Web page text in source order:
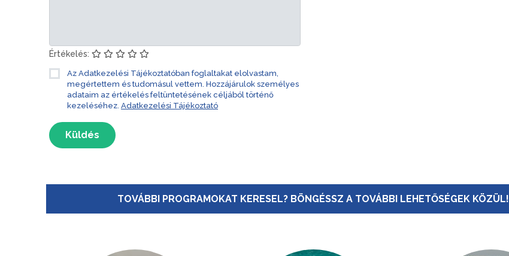
Értékelés:
Az Adatkezelési Tájékoztatóban foglaltakat elolvastam,
megértettem és tudomásul vettem. Hozzájárulok személyes
adataim az értékelés feltüntetésének céljából történő
kezeléséhez. Adatkezelési Tájékoztató
Küldés
TOVÁBBI PROGRAMOKAT KERESEL? BÖNGÉSSZ A TOVÁBBI LEHETŐSÉGEK KÖZÜL!